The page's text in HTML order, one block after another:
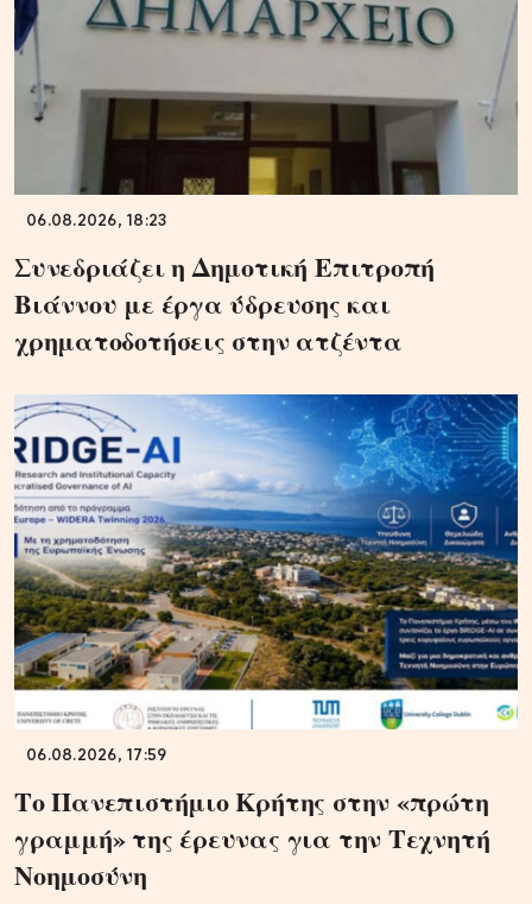
06.08.2026, 18:23
Συνεδριάζει η Δημοτική Επιτροπή
Βιάννου με έργα ύδρευσης και
χρηματοδοτήσεις στην ατζέντα
06.08.2026, 17:59
Το Πανεπιστήμιο Κρήτης στην «πρώτη
γραμμή» της έρευνας για την Τεχνητή
Νοημοσύνη